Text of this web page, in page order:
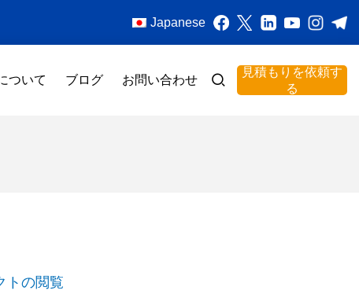
Japanese
ついて ブログ お問い合わせ
見積もりを依頼す
る
トの閲覧